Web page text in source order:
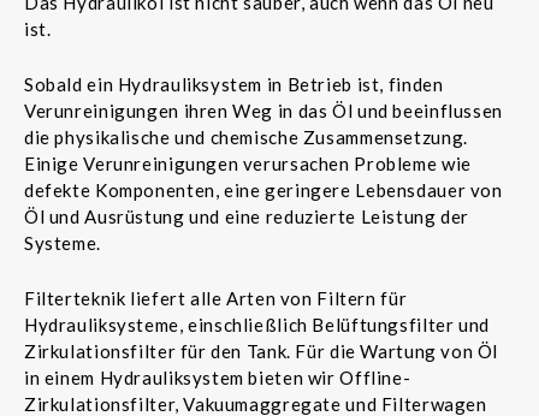
ist.
Sobald ein Hydrauliksystem in Betrieb ist, finden
Verunreinigungen ihren Weg in das Öl und beeinflussen
die physikalische und chemische Zusammensetzung.
Einige Verunreinigungen verursachen Probleme wie
defekte Komponenten, eine geringere Lebensdauer von
Öl und Ausrüstung und eine reduzierte Leistung der
Systeme.
Filterteknik liefert alle Arten von Filtern für
Hydrauliksysteme, einschließlich Belüftungsfilter und
Zirkulationsfilter für den Tank. Für die Wartung von Öl
in einem Hydrauliksystem bieten wir Offline-
Zirkulationsfilter, Vakuumaggregate und Filterwagen